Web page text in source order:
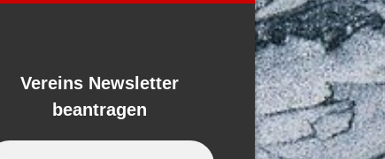
Vereins Newsletter
beantragen